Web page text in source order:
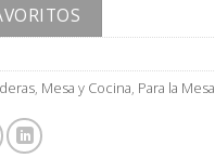
, Mesa y Cocina, Para la Mesa